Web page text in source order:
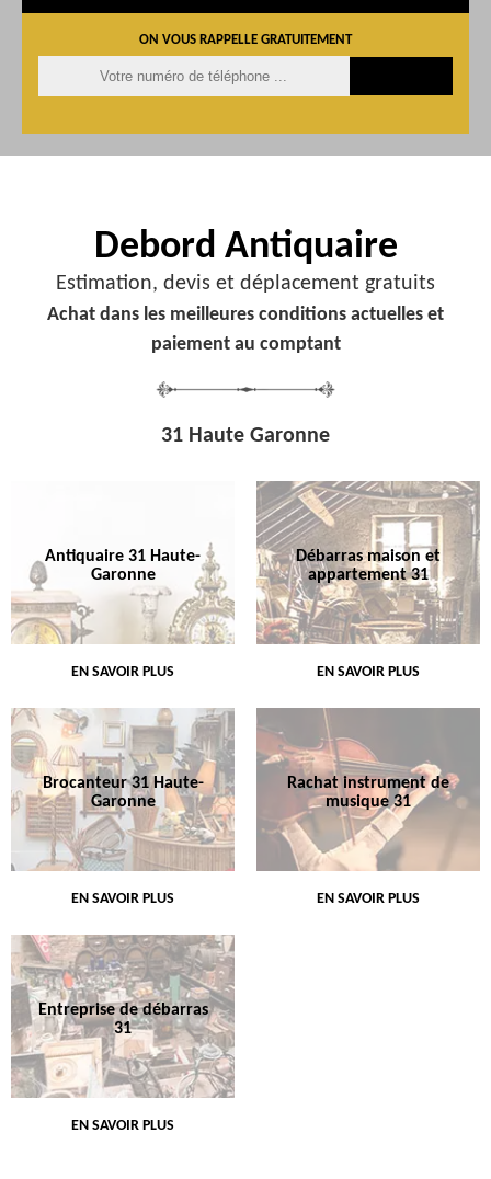
ON VOUS RAPPELLE GRATUITEMENT
Debord Antiquaire
Estimation, devis et déplacement gratuits
Achat dans les meilleures conditions actuelles et
paiement au comptant
31 Haute Garonne
Antiquaire 31 Haute-
Garonne
EN SAVOIR PLUS
Débarras maison et
appartement 31
EN SAVOIR PLUS
Brocanteur 31 Haute-
Garonne
EN SAVOIR PLUS
Rachat instrument de
musique 31
EN SAVOIR PLUS
Entreprise de débarras
31
EN SAVOIR PLUS